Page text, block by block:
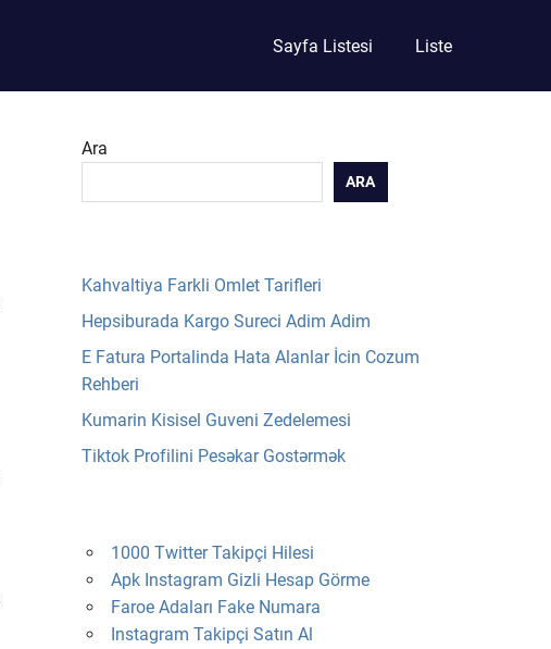
Sayfa Listesi Liste
Ara
ARA
Kahvaltiya Farkli Omlet Tarifleri
Hepsiburada Kargo Sureci Adim Adim
E Fatura Portalinda Hata Alanlar İcin Cozum
Rehberi
Kumarin Kisisel Guveni Zedelemesi
Tiktok Profilini Pesəkar Gostərmək
1000 Twitter Takipçi Hilesi
Apk Instagram Gizli Hesap Görme
Faroe Adaları Fake Numara
Instagram Takipçi Satın Al